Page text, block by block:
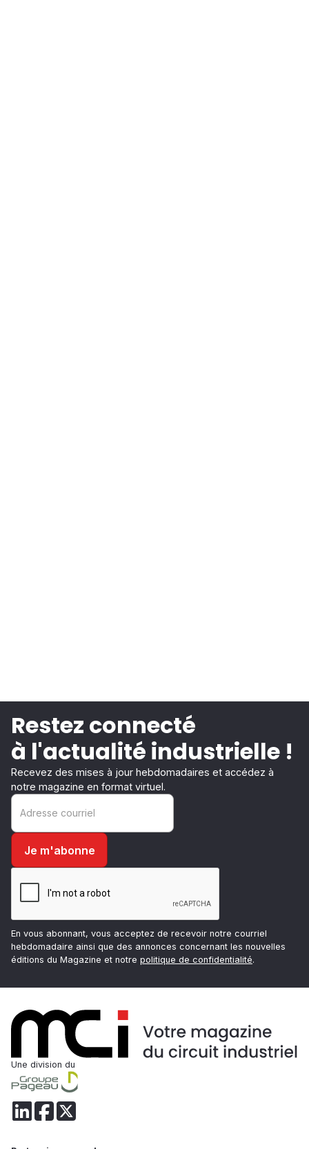
Restez connecté
à l'actualité industrielle !
Recevez des mises à jour hebdomadaires et accédez à
notre magazine en format virtuel.
En vous abonnant, vous acceptez de recevoir notre courriel
hebdomadaire ainsi que des annonces concernant les nouvelles
éditions du Magazine et notre politique de confidentialité.
Une division du